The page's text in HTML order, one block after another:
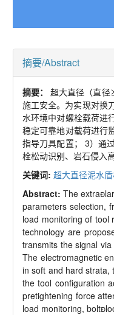
摘要/Abstract
摘要：超大直径（直径≥
施工安全。为实现对换
水环境中对螺栓载荷进
稳定可靠地对载荷进行监
指导刀具配置；
3）通
栓松动识别、岩石侵入
关键词: 超大直径泥水
Abstract:The extra
parameters selection,
load monitoring of tool
technology are
transmits the signal
The electromagnetic
in soft and hard strata,
the tool configuration
pretightening force
load monitoring, bolt